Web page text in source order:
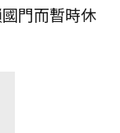
門而暫時休